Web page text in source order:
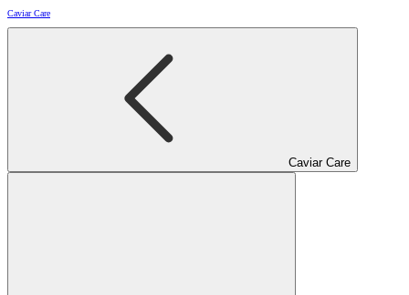
Caviar Care
Caviar Care